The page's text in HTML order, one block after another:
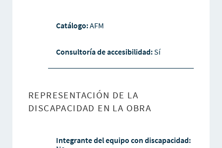
Catálogo:AFM
Consultoría de accesibilidad:Sí
REPRESENTACIÓN DE LA
DISCAPACIDAD EN LA OBRA
Integrante del equipo con discapacidad: